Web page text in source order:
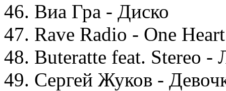
46. Виа Гра - Диско
47. Rave Radio - One
48. Buteratte feat. Stereo
49. Сергей Жуков -